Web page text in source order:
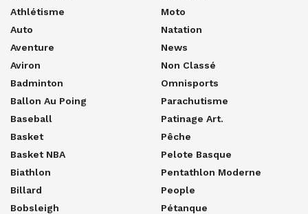
Athlétisme
Auto
Aventure
Aviron
Badminton
Ballon Au Poing
Baseball
Basket
Basket NBA
Biathlon
Billard
Bobsleigh
Moto
Natation
News
Non Classé
Omnisports
Parachutisme
Patinage Art.
Pêche
Pelote Basque
Pentathlon Moderne
People
Pétanque